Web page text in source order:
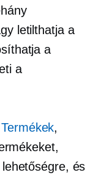
letilthatja a
a
a
,
és